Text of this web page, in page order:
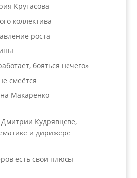
Крутасова
коллектива
роста
бояться нечего»
смеётся
Макаренко
Кудрявцеве,
и дирижёре
есть свои плюсы